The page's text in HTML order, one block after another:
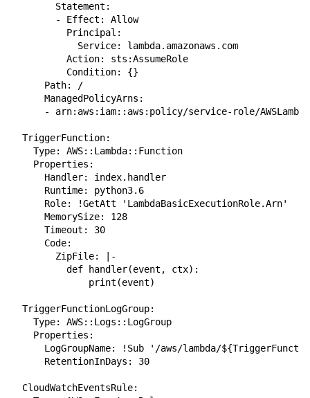
        Statement:
        - Effect: Allow
          Principal:
            Service: lambda.amazonaws.com
          Action: sts:AssumeRole
          Condition: {}
      Path: /
      ManagedPolicyArns:
- arn:aws:iam::aws:policy/service-role/
  TriggerFunction:
    Type: AWS::Lambda::Function
    Properties:
      Handler: index.handler
      Runtime: python3.6
      Role: !GetAtt 'LambdaBasicExecutionRole.Arn'
      MemorySize: 128
      Timeout: 30
      Code:
        ZipFile: |-
          def handler(event, ctx):
              print(event)
  TriggerFunctionLogGroup:
    Type: AWS::Logs::LogGroup
    Properties:
LogGroupName: !Sub '/aws/lambda/
      RetentionInDays: 30
  CloudWatchEventsRule: